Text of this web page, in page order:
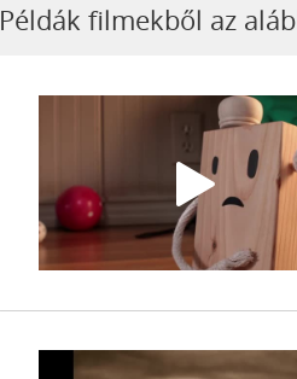
Példák filmekből az